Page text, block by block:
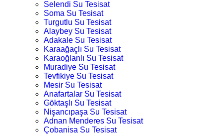
Selendi Su Tesisat
Soma Su Tesisat
Turgutlu Su Tesisat
Alaybey Su Tesisat
Adakale Su Tesisat
Karaağaçlı Su Tesisat
Karaoğlanlı Su Tesisat
Muradiye Su Tesisat
Tevfikiye Su Tesisat
Mesir Su Tesisat
Anafartalar Su Tesisat
Göktaşlı Su Tesisat
Nişancıpaşa Su Tesisat
Adnan Menderes Su Tesisat
Çobanisa Su Tesisat